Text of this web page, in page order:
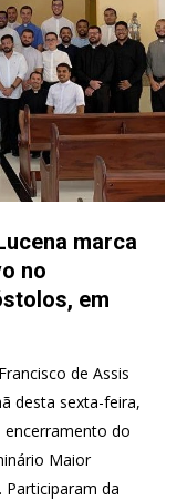
marca
no
em
de Assis
desta sexta-feira,
encerramento do
Maior
Participaram da